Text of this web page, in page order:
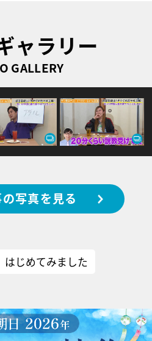
ャラリー
GALLERY
写真を見る
はじめてみました